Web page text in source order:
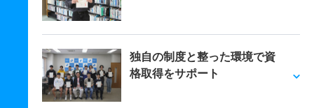
独自の制度と整った環境で資
格取得をサポート